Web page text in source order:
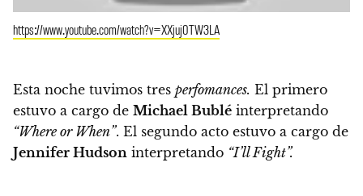
https://www.youtube.com/watch?v=XXjuj0TW3LA
Esta noche tuvimos tres perfomances. El primero
estuvo a cargo de Michael Bublé interpretando
“Where or When”. El segundo acto estuvo a cargo de
Jennifer Hudson interpretando “I’ll Fight”.